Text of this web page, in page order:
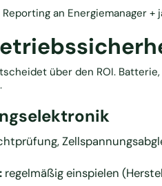
an Energiemanager
über den ROI.
regelmäßig einspielen